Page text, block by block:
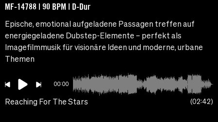
MF-14788 | 90 BPM | D-Dur
Epische, emotional aufgeladene Passagen treffen auf
energiegeladene Dubstep-Elemente – perfekt als
Imagefilmmusik für visionäre Ideen und moderne, urbane
Themen
00:00
Reaching For The Stars 02:42